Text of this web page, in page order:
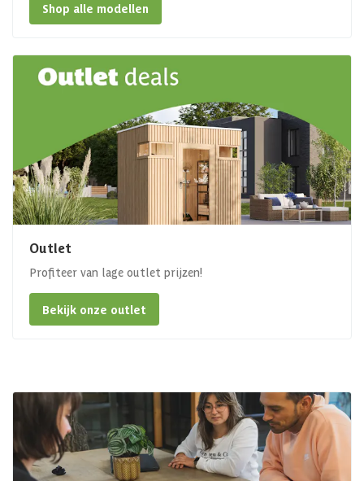
Shop alle modellen
Outlet
Profiteer van lage outlet prijzen!
Bekijk onze outlet